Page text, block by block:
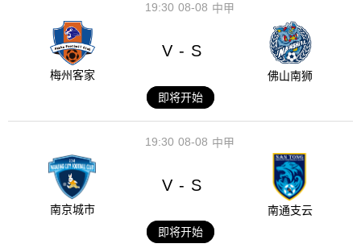
08-08
19:30 中甲
梅州客家
V - S
佛山南狮
即将开始
08-08
19:30 中甲
南京城市
V - S
南通支云
即将开始